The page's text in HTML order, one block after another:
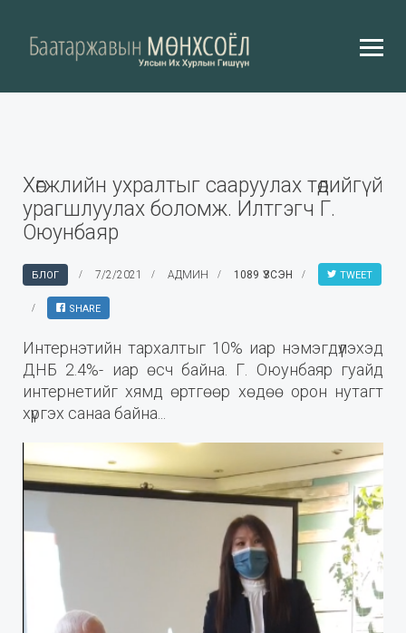
Хөгжлийн ухралтыг сааруулах төдийгүй
урагшлуулах боломж. Илтгэгч Г.
Оюунбаяр
БЛОГ 7/2/2021 АДМИН 1089 ҮЗСЭН TWEET
SHARE
Интернэтийн тархалтыг 10% иар нэмэгдүүлэхэд
ДНБ 2.4%- иар өсч байна. Г. Оюунбаяр гуайд
интернетийг хямд өртгөөр хөдөө орон нутагт
хүргэх санаа байна...